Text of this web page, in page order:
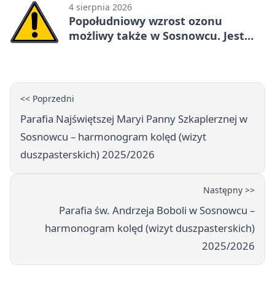
4 sierpnia 2026
Popołudniowy wzrost ozonu
możliwy także w Sosnowcu. Jest
<< Poprzedni
Parafia Najświętszej Maryi Panny Szkaplerznej w
Sosnowcu – harmonogram kolęd (wizyt
duszpasterskich) 2025/2026
Następny >>
Parafia św. Andrzeja Boboli w Sosnowcu –
harmonogram kolęd (wizyt duszpasterskich)
2025/2026